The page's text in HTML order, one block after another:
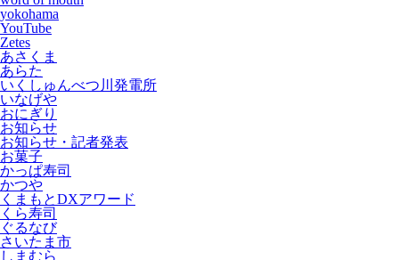
yokohama
YouTube
Zetes
あさくま
あらた
いくしゅんべつ川発電所
いなげや
おにぎり
お知らせ
お知らせ・記者発表
お菓子
かっぱ寿司
かつや
くまもとDXアワード
くら寿司
ぐるなび
さいたま市
しまむら